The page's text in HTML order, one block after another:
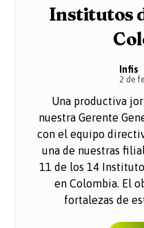
Institutos
Infis
2 de
Una productiva
nuestra Gerente
con el equipo
una de nuestras
11 de los 14
en Colombia. El
fortalezas de